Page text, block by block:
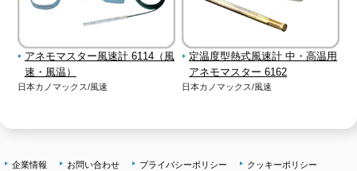
アネモマスター風速計 6114（風
速・風温）
日本カノマックス/風速
定温度型熱式風速計 中・高温用
アネモマスター 6162
日本カノマックス/風速
企業情報 お問い合わせ プライバシーポリシー クッキーポリシー